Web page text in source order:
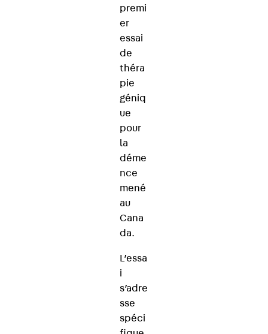
premi
er
essai
de
théra
pie
géniq
ue
pour
la
déme
nce
mené
au
Cana
da.
L’essa
i
s’adre
sse
spéci